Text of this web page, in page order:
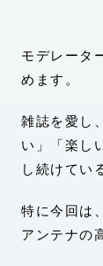
モデレータ
めます。
雑誌を愛し
い」「楽し
し続けてい
特に今回は
アンテナの